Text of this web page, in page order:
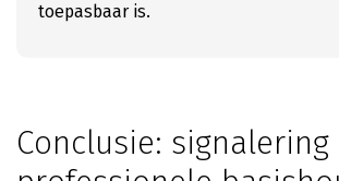
toepasbaar is.
Conclusie: signalering